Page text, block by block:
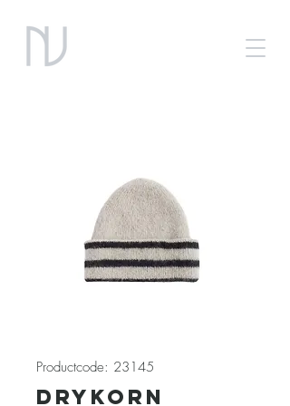
Productcode: 23145
Drykorn